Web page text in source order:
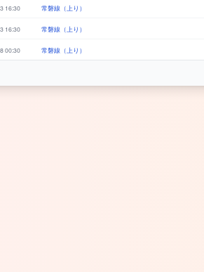
16:30 常磐線（上り）
16:30 常磐線（上り）
00:30 常磐線（上り）